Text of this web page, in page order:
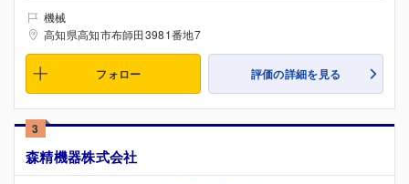
機械
高知県高知市布師田3981番地7
フォロー 評価の詳細を見る
3
森精機器株式会社